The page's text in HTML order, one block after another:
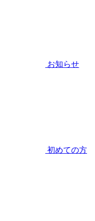
お知らせ
初めての方